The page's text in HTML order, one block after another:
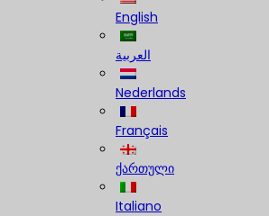
English
العربية
Nederlands
Français
ქართული
Italiano